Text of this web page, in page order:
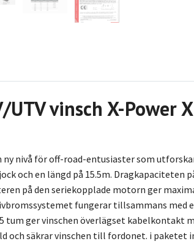
vinsch X-Power
ny nivå för off-road-entusiaster som
och en längd på 15.5m. Dragkapaciteten
på den seriekopplade motorn ger
fungerar tillsammans med
tum ger vinschen överlägset kabelkontakt
och säkrar vinschen till fordonet. i